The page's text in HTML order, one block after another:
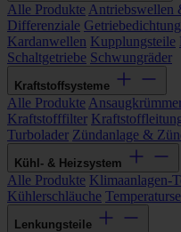
Alle Produkte Antriebswellen
Differenziale
Kardanwellen Kupplungsteile
Schaltgetriebe Schwungräder
Kraftstoffsysteme
Alle Produkte
Kraftstofffilter
Turbolader Zündanlage &
Kühl- & Heizsystem
Alle Produkte Klimaanlagen-
Kühlerschläuche
Lenkungsteile